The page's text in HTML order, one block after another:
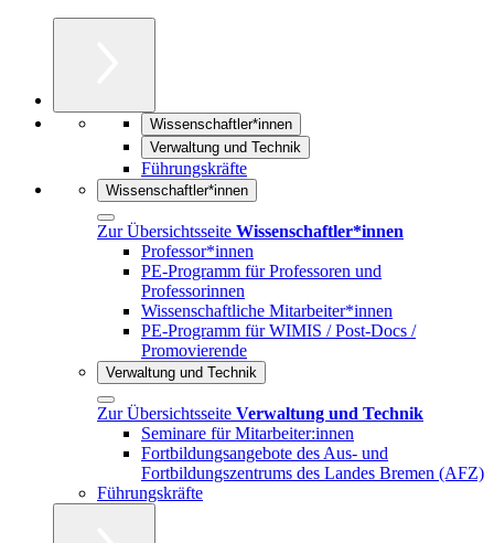
Wissenschaftler*innen
Verwaltung und Technik
Führungskräfte
Wissenschaftler*innen
Zur Übersichtsseite Wissenschaftler*innen
Professor*innen
PE-Programm für Professoren und
Professorinnen
Wissenschaftliche Mitarbeiter*innen
PE-Programm für WIMIS / Post-Docs /
Promovierende
Verwaltung und Technik
Zur Übersichtsseite Verwaltung und Technik
Seminare für Mitarbeiter:innen
Fortbildungsangebote des Aus- und
Fortbildungszentrums des Landes Bremen (AFZ)
Führungskräfte